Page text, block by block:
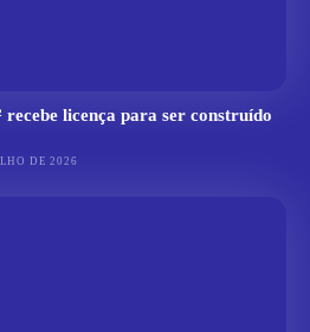
licença para ser construído
DE 2026